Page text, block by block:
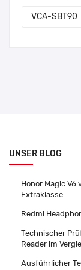
VCA-SBT90
UNSER BLOG
Honor Magic V6
Extraklasse
Redmi
Technischer
Reader im
Ausführlicher